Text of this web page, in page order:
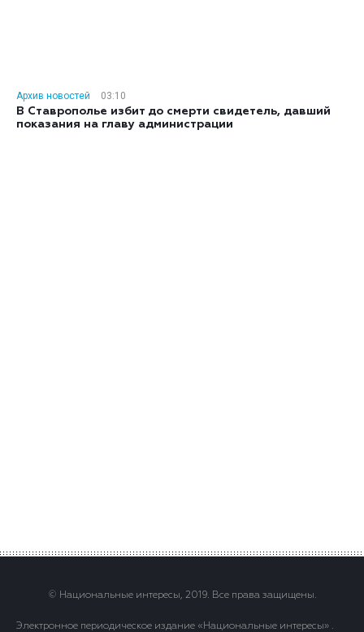
Архив новостей
03:10
В Ставрополье избит до смерти свидетель, давший
показания на главу администрации
© Национальные интересы, 2019. Все права защищены.
Электронное периодическое издание «Национальные интересы» .